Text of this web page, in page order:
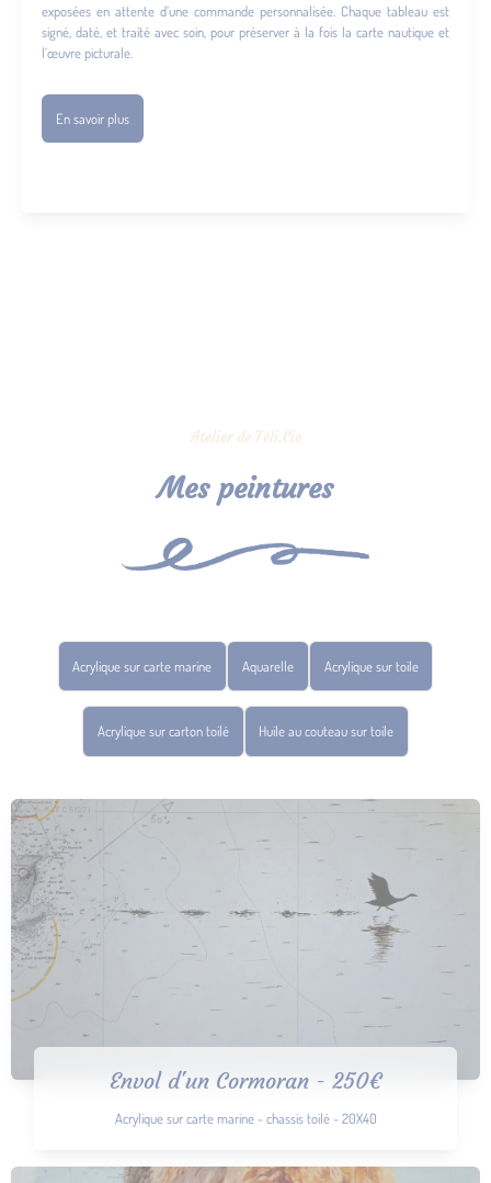
exposées en attente d’une commande personnalisée. Chaque tableau est
signé, daté, et traité avec soin, pour préserver à la fois la carte nautique et
l’œuvre picturale.
En savoir plus
Atelier de Féli.Cie
Mes peintures
Acrylique sur carte marine Aquarelle Acrylique sur toile
Acrylique sur carton toilé Huile au couteau sur toile
Envol d'un Cormoran - 250€
Acrylique sur carte marine - chassis toilé - 20X40